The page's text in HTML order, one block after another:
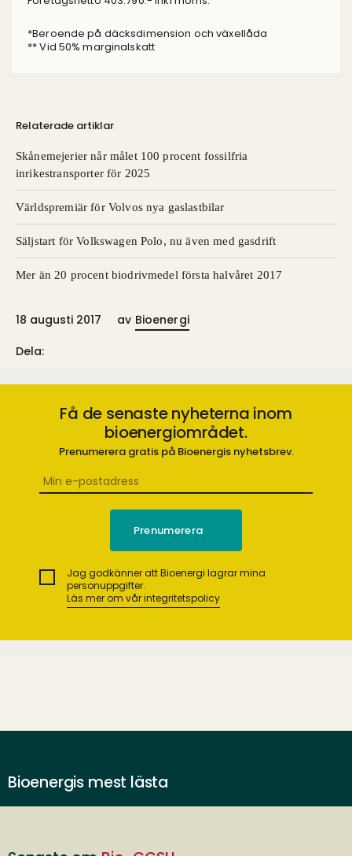
*Beroende på däcksdimension och växellåda
** Vid 50% marginalskatt
Relaterade artiklar
Skånemejerier når målet 100 procent fossilfria
inrikestransporter för 2025
Världspremiär för Volvos nya gaslastbilar
Säljstart för Volkswagen Polo, nu även med gasdrift
Mer än 20 procent biodrivmedel första halvåret 2017
18 augusti 2017 av Bioenergi
Dela:
Få de senaste nyheterna inom
bioenergiområdet.
Prenumerera gratis på Bioenergis nyhetsbrev.
Jag godkänner att Bioenergi lagrar mina
personuppgifter.
Läs mer om vår integritetspolicy
Bioenergis mest lästa